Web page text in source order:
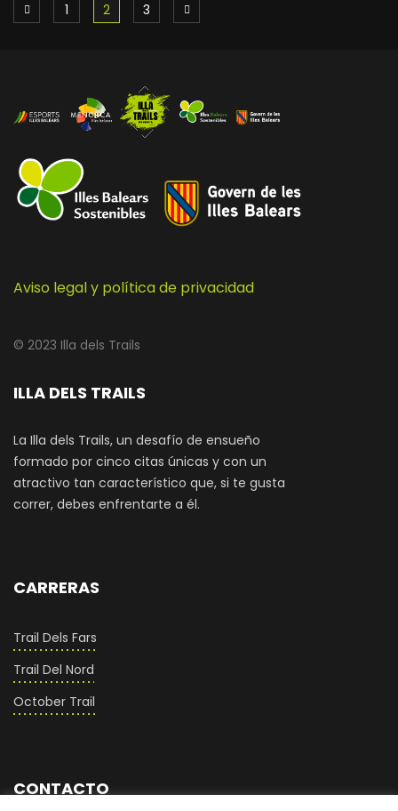
1 2 3
Aviso legal y política de privacidad
© 2023 Illa dels Trails
ILLA DELS TRAILS
La Illa dels Trails, un desafío de ensueño
formado por cinco citas únicas y con un
atractivo tan característico que, si te gusta
correr, debes enfrentarte a él.
CARRERAS
Trail Dels Fars
Trail Del Nord
October Trail
CONTACTO